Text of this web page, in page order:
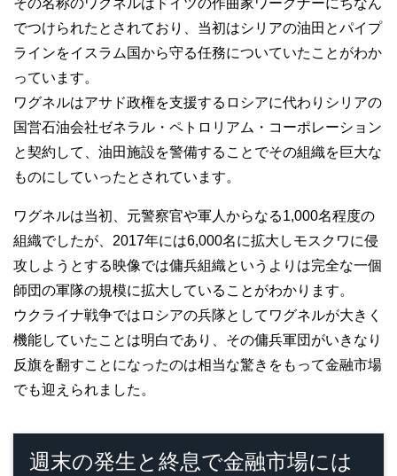
でつけられたとされており、当初はシリアの油田とパイプ
ラインをイスラム国から守る任務についていたことがわか
っています。
ワグネルはアサド政権を支援するロシアに代わりシリアの
国営石油会社ゼネラル・ペトロリアム・コーポレーション
と契約して、油田施設を警備することでその組織を巨大な
ものにしていったとされています。
ワグネルは当初、元警察官や軍人からなる1,000名程度の
組織でしたが、2017年には6,000名に拡大しモスクワに侵
攻しようとする映像では傭兵組織というよりは完全な一個
師団の軍隊の規模に拡大していることがわかります。
ウクライナ戦争ではロシアの兵隊としてワグネルが大きく
機能していたことは明白であり、その傭兵軍団がいきなり
反旗を翻すことになったのは相当な驚きをもって金融市場
でも迎えられました。
週末の発生と終息で金融市場には